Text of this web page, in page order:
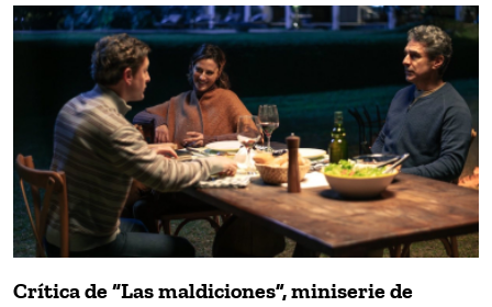
Crítica de “Las maldiciones”, miniserie de